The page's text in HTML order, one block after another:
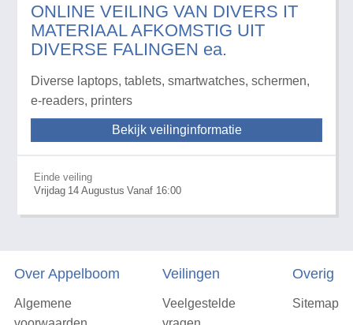
ONLINE VEILING VAN DIVERS IT
MATERIAAL AFKOMSTIG UIT
DIVERSE FALINGEN ea.
Diverse laptops, tablets, smartwatches, schermen,
e-readers, printers
Bekijk veilinginformatie
Einde veiling
Vrijdag 14 Augustus Vanaf 16:00
Over Appelboom
Algemene
Veilingen
Veelgestelde
Overig
Sitemap